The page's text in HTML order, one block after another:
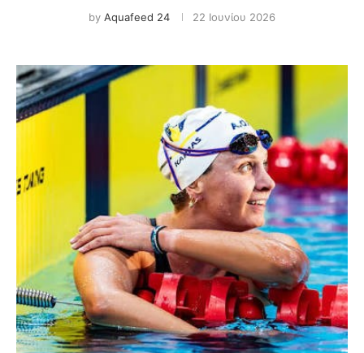
by Aquafeed 24 22 Ιουνίου 2026